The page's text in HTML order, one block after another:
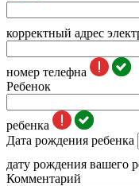
корректный адрес
номер телефна
Ребенок
ребенка
Дата рождения ребенка
дату рождения вашего
Комментарий